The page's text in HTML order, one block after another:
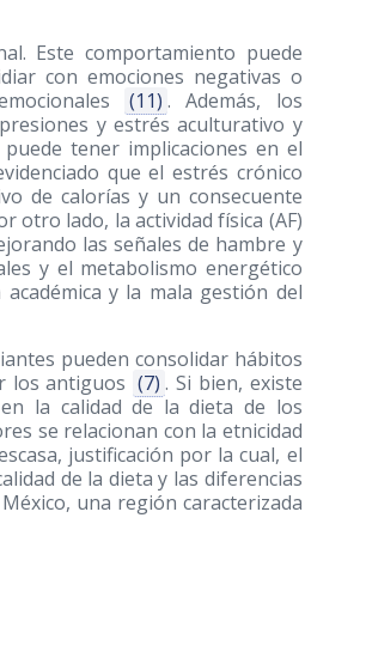
Este comportamiento puede
con emociones negativas o
(11) . Además, los
y estrés aculturativo y
tener implicaciones en el
que el estrés crónico
de calorías y un consecuente
otro lado, la actividad física (AF)
las señales de hambre y
y el metabolismo energético
y la mala gestión del
pueden consolidar hábitos
los antiguos (7) . Si bien, existe
la calidad de la dieta de los
se relacionan con la etnicidad
justificación por la cual, el
de la dieta y las diferencias
una región caracterizada